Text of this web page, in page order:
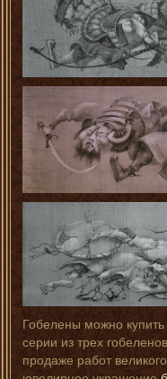
Гобелены можно
серии из трех
продаже работ